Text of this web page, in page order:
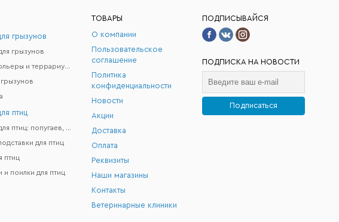
грызунов
грызунов
Клетки, вольеры и террариумы
птиц
Игрушки для птиц: попугаев, канареек и др.
для птиц
птиц
поилки для птиц
ТОВАРЫ
О компании
Пользовательское
соглашение
Политика
конфиденциальности
Новости
Акции
Доставка
Оплата
Реквизиты
Наши магазины
Контакты
Ветеринарные клиники
ПОДПИСЫВАЙСЯ
ПОДПИСКА НА НОВОСТИ
Подписаться